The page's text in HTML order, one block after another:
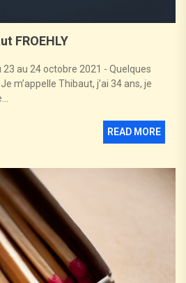
FROEHLY
23 au 24 octobre 2021 - Quelques
m’appelle Thibaut, j’ai 34 ans, je
READ MORE